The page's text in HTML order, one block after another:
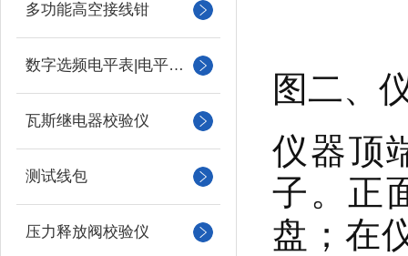
多功能高空接线钳
数字选频电平表|电平振荡器
瓦斯继电器校验仪
测试线包
压力释放阀校验仪
图二、
仪器顶
子。正
盘；在